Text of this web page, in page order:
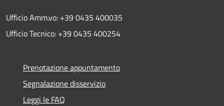
Ufficio Amm.vo: +39 0435 400035
Ufficio Tecnico: +39 0435 400254
Prenotazione appuntamento
Segnalazione disservizio
Leggi le FAQ